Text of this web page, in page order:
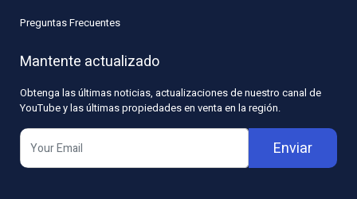
Preguntas Frecuentes
Mantente actualizado
Obtenga las últimas noticias, actualizaciones de nuestro canal de
YouTube y las últimas propiedades en venta en la región.
Enviar